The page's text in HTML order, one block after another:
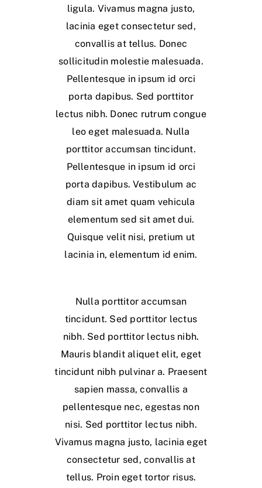
ligula. Vivamus magna justo,
lacinia eget consectetur sed,
convallis at tellus. Donec
sollicitudin molestie malesuada.
Pellentesque in ipsum id orci
porta dapibus. Sed porttitor
lectus nibh. Donec rutrum congue
leo eget malesuada. Nulla
porttitor accumsan tincidunt.
Pellentesque in ipsum id orci
porta dapibus. Vestibulum ac
diam sit amet quam vehicula
elementum sed sit amet dui.
Quisque velit nisi, pretium ut
lacinia in, elementum id enim.
Nulla porttitor accumsan
tincidunt. Sed porttitor lectus
nibh. Sed porttitor lectus nibh.
Mauris blandit aliquet elit, eget
tincidunt nibh pulvinar a. Praesent
sapien massa, convallis a
pellentesque nec, egestas non
nisi. Sed porttitor lectus nibh.
Vivamus magna justo, lacinia eget
consectetur sed, convallis at
tellus. Proin eget tortor risus.